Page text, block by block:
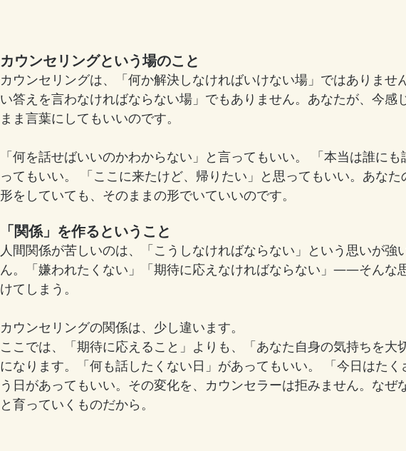
カウンセリングという場のこと
カウンセリングは、「何か解決しなければいけない場」ではありませ
い答えを言わなければならない場」でもありません。あなたが、今感
まま言葉にしてもいいのです。
「何を話せばいいのかわからない」と言ってもいい。 「本当は誰に
ってもいい。 「ここに来たけど、帰りたい」と思ってもいい。あな
形をしていても、そのままの形でいていいのです。
「関係」を作るということ
人間関係が苦しいのは、「こうしなければならない」という思いが強
ん。「嫌われたくない」「期待に応えなければならない」――そんな
けてしまう。
カウンセリングの関係は、少し違います。
ここでは、「期待に応えること」よりも、「あなた自身の気持ちを大
になります。「何も話したくない日」があってもいい。 「今日はた
う日があってもいい。その変化を、カウンセラーは拒みません。なぜ
と育っていくものだから。